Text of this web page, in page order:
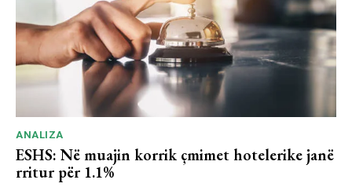
ANALIZA
ESHS: Në muajin korrik çmimet hotelerike janë
rritur për 1.1%